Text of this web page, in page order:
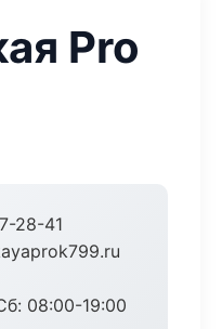
Pro
28-41
08:00-19:00